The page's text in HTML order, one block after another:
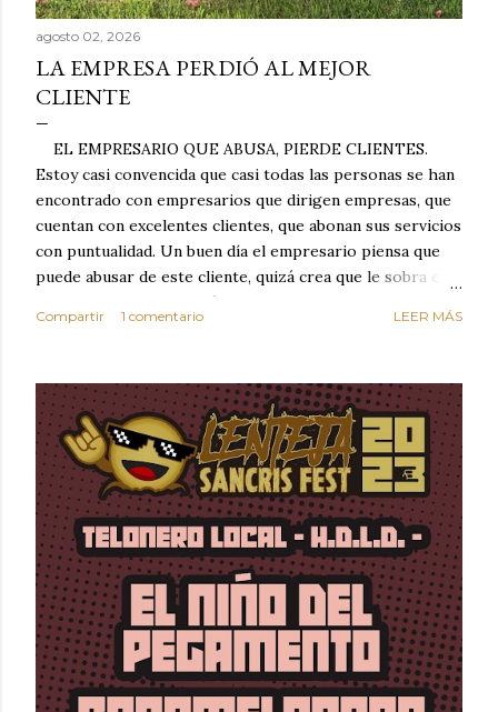
agosto 02, 2026
LA EMPRESA PERDIÓ AL MEJOR
CLIENTE
EL EMPRESARIO QUE ABUSA, PIERDE CLIENTES.
Estoy casi convencida que casi todas las personas se han
encontrado con empresarios que dirigen empresas, que
cuentan con excelentes clientes, que abonan sus servicios
con puntualidad. Un buen día el empresario piensa que
puede abusar de este cliente, quizá crea que le sobra el
dinero porque la mayoría de los otros pagan mal y
tarde y en ocasiones ni abonan los servicios. Cuando una
en la empresa, se siente bien, por eso el día que la
empresa comienza a abusar de su confianza creyendo que
el cliente excelente no se dará cuenta de que le está
estafando, ese día toma la decisión de cambiar de
empresa para que realice sus servicios. LA EMPRESA
PERDIÓ AL MEJOR CLIENTE. Estas circunstancias nos
hacen reflexionar sobre los valores de honestidad y
confianza. Vivimos en un mundo de mucha oferta y por
este motivo la competencia es enorme y es aquí dond...
Compartir 1 comentario LEER MÁS